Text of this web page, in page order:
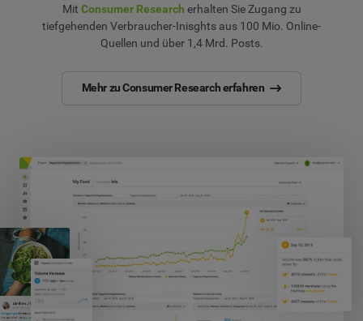
Mit Consumer Research erhalten Sie Zugang zu
tiefgehenden Verbraucher-Inisghts aus 100 Mio. Online-
Quellen und über 1,4 Mrd. Posts.
Mehr zu Consumer Research erfahren